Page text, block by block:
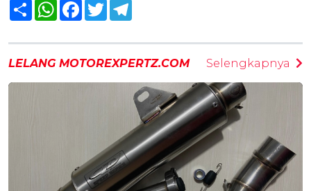
Share WhatsAppFacebook
Twitter
LELANG MOTOREXPERTZ.COM Selengkapnya